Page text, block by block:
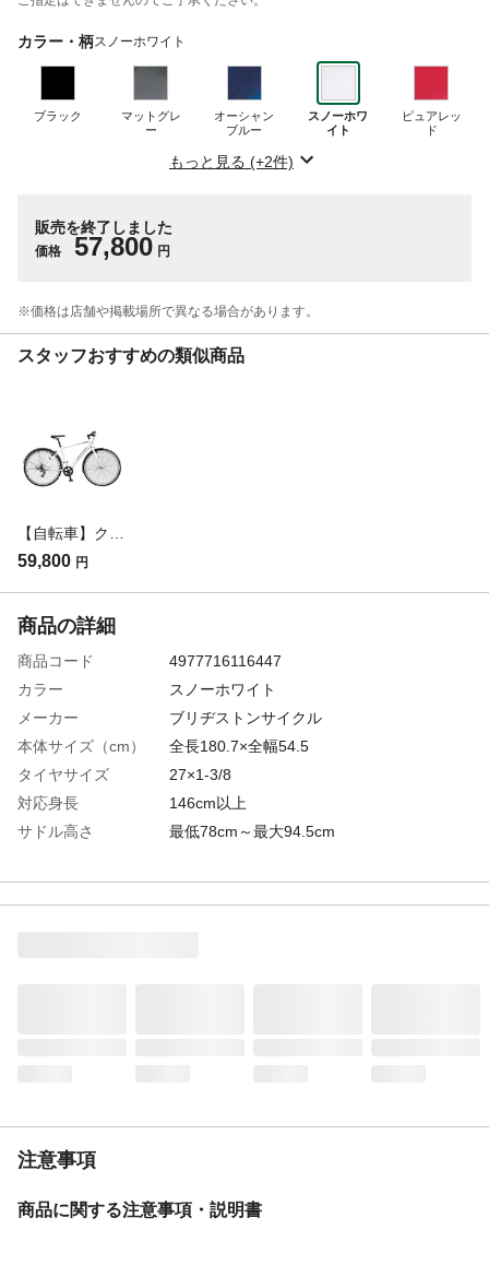
カラー・柄スノーホワイト
ブラック
マットグレ
ー
オーシャン
ブルー
スノーホワ
イト
ピュアレッ
ド
もっと見る (+2件)
販売を終了しました
価格 57,800 円
※価格は​店舗や​掲載場所で​異なる​場合が​あります。
スタッフおすすめの類似商品
59,800 円
商品の詳細
商品コード
4977716116447
カラー
スノーホワイト
メーカー
ブリヂストンサイクル
本体サイズ（cm）
全長180.7×全幅54.5
タイヤサイズ
27×1-3/8
対応身長
146cm以上
サドル高さ
最低78cm～最大94.5cm
スバイク
ライト
LED常時点灯ハンドルライト(バートップ点
変速機方式
外装7段変速
保証サービス
注意事項
商品に関する注意事項・説明書